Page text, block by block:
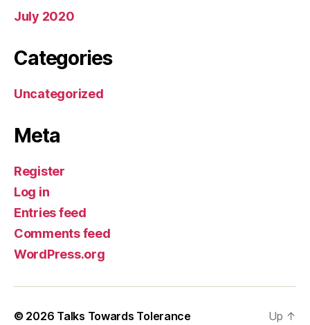
July 2020
Categories
Uncategorized
Meta
Register
Log in
Entries feed
Comments feed
WordPress.org
© 2026 Talks Towards Tolerance Up ↑